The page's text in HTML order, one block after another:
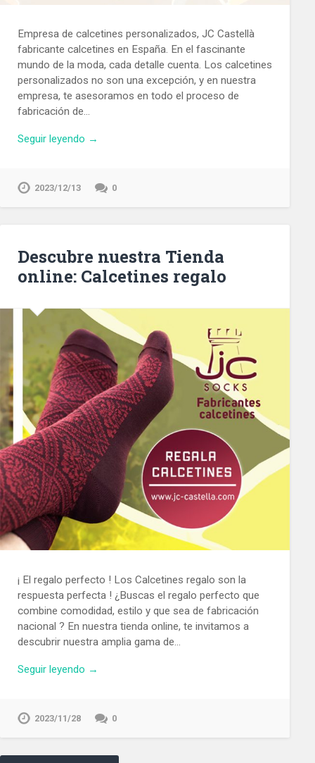
Empresa de calcetines personalizados, JC Castellà
fabricante calcetines en España. En el fascinante
mundo de la moda, cada detalle cuenta. Los calcetines
personalizados no son una excepción, y en nuestra
empresa, te asesoramos en todo el proceso de
fabricación de…
Seguir leyendo →
2023/12/13 0
Descubre nuestra Tienda
online: Calcetines regalo
¡ El regalo perfecto ! Los Calcetines regalo son la
respuesta perfecta ! ¿Buscas el regalo perfecto que
combine comodidad, estilo y que sea de fabricación
nacional ? En nuestra tienda online, te invitamos a
descubrir nuestra amplia gama de…
Seguir leyendo →
2023/11/28 0